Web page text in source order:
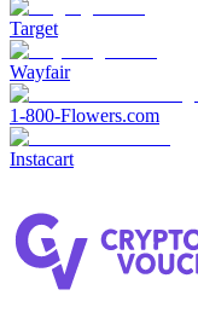
Target
Wayfair
1-800-Flowers.com
Instacart